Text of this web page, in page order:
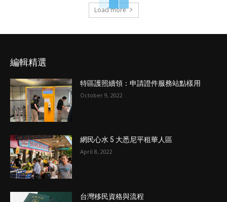
Load more
編輯精選
特區護照續領：申請證件服務站點樣用
October 9, 2022
網民心水 5 大悉尼平租華人區
April 8, 2022
台灣移民資格與流程